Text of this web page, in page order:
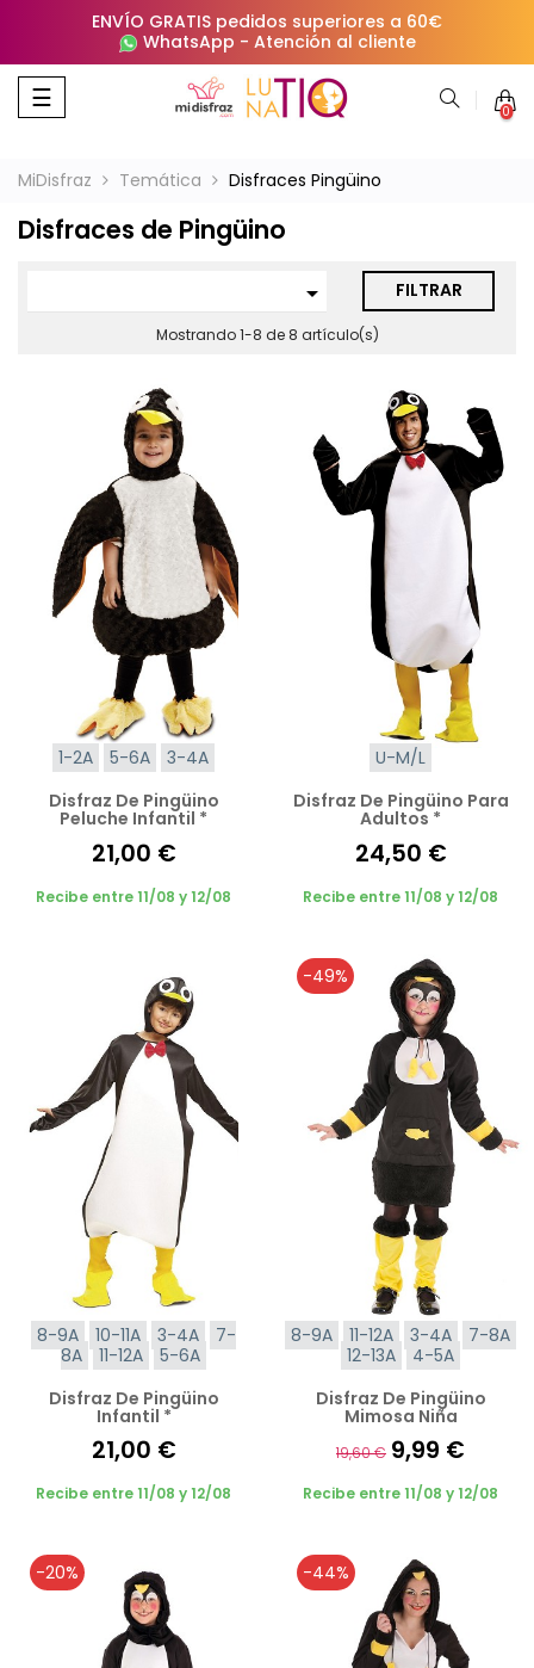
ENVÍO GRATIS pedidos superiores a 60€
WhatsApp - Atención al cliente
Navegación
de
☰ 0
MiDisfraz Temática Disfraces Pingüino
Disfraces de Pingüino
 FILTRAR
Mostrando 1-8 de 8 artículo(s)
1-2A 5-6A
3-4A
Disfraz De Pingüino
Peluche Infantil *
21,00 €
Recibe entre 11/08 y 12/08
U-M/L
Disfraz De Pingüino Para
Adultos *
24,50 €
Recibe entre 11/08 y 12/08
8-9A 10-11A 3-4A
7-
8A
11-12A
5-6A
Disfraz De Pingüino
Infantil *
21,00 €
Recibe entre 11/08 y 12/08
-49%
8-9A 11-12A 3-4A
7-8A
12-13A
4-5A
Disfraz De Pingüino
Mimosa Niña
19,60 € 9,99 €
Recibe entre 11/08 y 12/08
-20% -44%